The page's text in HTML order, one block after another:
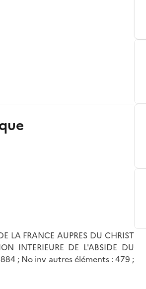
LA FRANCE AUPRES DU CHRIST
INTERIEURE DE L'ABSIDE DU
; No inv autres éléments : 479 ;